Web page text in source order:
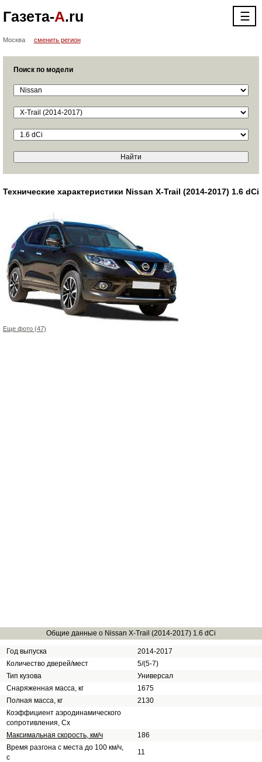
Газета-А.ru ☰
Москва сменить регион
Поиск по модели
Технические характеристики Nissan X-Trail (2014-2017) 1.6 dCi
Еще фото (47)
Общие данные о Nissan X-Trail (2014-2017) 1.6 dCi
Год выпуска
2014-2017
Количество дверей/мест
5/(5-7)
Тип кузова
Универсал
Снаряженная масса, кг
1675
Полная масса, кг
2130
Коэффициент аэродинамического
сопротивления, Сх
Максимальная скорость, км/ч
186
Время разгона с места до 100 км/ч,
с
11